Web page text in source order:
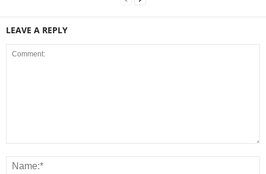
LEAVE A REPLY